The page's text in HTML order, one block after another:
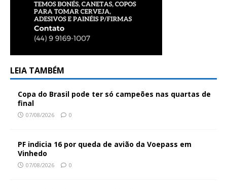
LEIA TAMBÉM
Copa do Brasil pode ter só campeões nas quartas de
final
07/08/2026 0
PF indicia 16 por queda de avião da Voepass em
Vinhedo
07/08/2026 0